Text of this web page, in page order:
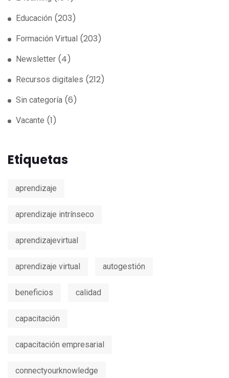
Educación (203)
Formación Virtual (203)
Newsletter (4)
Recursos digitales (212)
Sin categoría (6)
Vacante (1)
Etiquetas
aprendizaje
aprendizaje intrínseco
aprendizajevirtual
aprendizaje virtual autogestión
beneficios calidad
capacitación
capacitación empresarial
connectyourknowledge